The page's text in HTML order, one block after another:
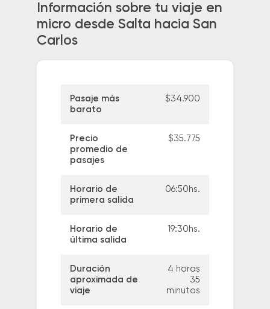
Información sobre tu viaje en
micro desde Salta hacia San
Carlos
Pasaje más
barato
$34.900
Precio
promedio de
pasajes
$35.775
Horario de
primera salida
06:50hs.
Horario de
última salida
19:30hs.
Duración
aproximada de
viaje
4 horas
35
minutos